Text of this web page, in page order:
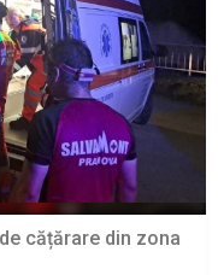
cățărare din zona